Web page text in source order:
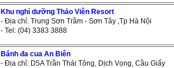
Khu nghỉ dưỡng Thảo Viên Resort
- Địa chỉ: Trung Sơn Trầm - Sơn Tây ,Tp Hà Nội
- Tel: (04) 3383 3888
Bánh đa cua An Biên
- Địa chỉ: D5A Trần Thái Tông, Dịch Vọng, Cầu Giấy